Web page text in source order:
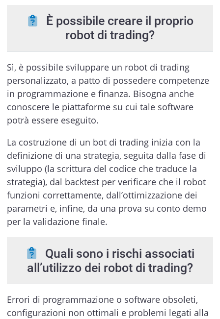
È possibile creare il proprio
robot di trading?
Sì, è possibile sviluppare un robot di trading
personalizzato, a patto di possedere competenze
in programmazione e finanza. Bisogna anche
conoscere le piattaforme su cui tale software
potrà essere eseguito.
La costruzione di un bot di trading inizia con la
definizione di una strategia, seguita dalla fase di
sviluppo (la scrittura del codice che traduce la
strategia), dal backtest per verificare che il robot
funzioni correttamente, dall’ottimizzazione dei
parametri e, infine, da una prova su conto demo
per la validazione finale.
Quali sono i rischi associati
all’utilizzo dei robot di trading?
Errori di programmazione o software obsoleti,
configurazioni non ottimali e problemi legati alla